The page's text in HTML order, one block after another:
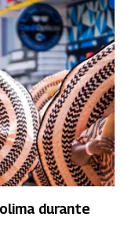
durante